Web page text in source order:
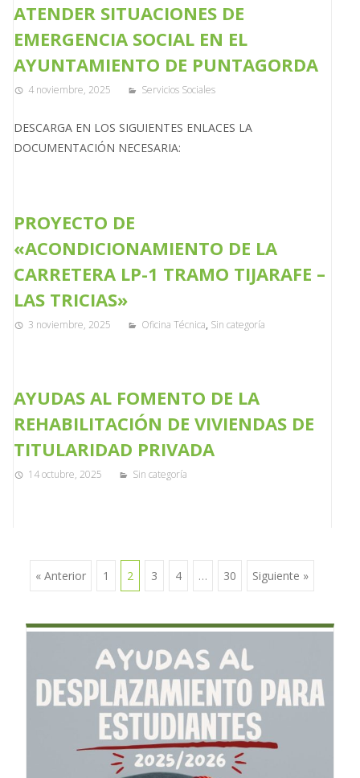
ATENDER SITUACIONES DE
EMERGENCIA SOCIAL EN EL
AYUNTAMIENTO DE PUNTAGORDA
4 noviembre, 2025 Servicios Sociales
DESCARGA EN LOS SIGUIENTES ENLACES LA
DOCUMENTACIÓN NECESARIA:
PROYECTO DE
«ACONDICIONAMIENTO DE LA
CARRETERA LP-1 TRAMO TIJARAFE –
LAS TRICIAS»
3 noviembre, 2025 Oficina Técnica, Sin categoría
AYUDAS AL FOMENTO DE LA
REHABILITACIÓN DE VIVIENDAS DE
TITULARIDAD PRIVADA
14 octubre, 2025 Sin categoría
Ir a las entradas
« Anterior 1 2 3 4 … 30 Siguiente »